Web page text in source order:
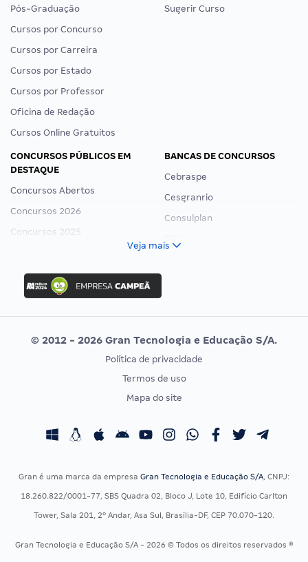
Pós-Graduação
Cursos por Concurso
Cursos por Carreira
Cursos por Estado
Cursos por Professor
Oficina de Redação
Cursos Online Gratuitos
Sugerir Curso
CONCURSOS PÚBLICOS EM
DESTAQUE
Concursos Abertos
Concursos 2026
Concursos 2025
Concurso Ibama
Concurso MPU
Editais publicados
BANCAS DE CONCURSOS
Cebraspe
Cesgranrio
Consulplan
Vunesp
CONCURSOS POR PROFISSÃO
Concursos Fiscais
Residência Multiprofissional
EXAME DE ORDEM
Calendário OAB
Veja mais
© 2012 - 2026 Gran Tecnologia e Educação S/A.
Política de privacidade
Termos de uso
Mapa do site
Gran é uma marca da empresa Gran Tecnologia e Educação S/A, CNPJ:
18.260.822/0001-77, SBS Quadra 02, Bloco J, Lote 10, Edifício Carlton
Tower, Sala 201, 2º Andar, Asa Sul, Brasília-DF, CEP 70.070-120.
Gran Tecnologia e Educação S/A - 2026 © Todos os direitos reservados ®